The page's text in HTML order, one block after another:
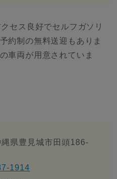
セス良好でセルフガソリ
約制の無料送迎もありま
車両が用意されていま
県豊見城市田頭186-
1914